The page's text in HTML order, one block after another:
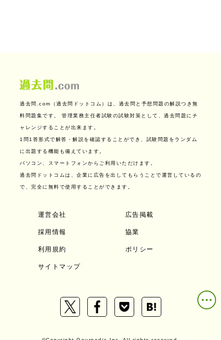
過去問.com（過去問ドットコム）は、過去問と予想問題の解説つき無
料問題集です。 管理業務主任者試験の試験対策として、過去問題にチ
ャレンジすることが出来ます。
1問1答形式で解答・解説を確認することができ、試験問題をランダム
に出題する機能も備えています。
パソコン、スマートフォンからご利用いただけます。
過去問ドットコムは、企業に広告を出してもらうことで運営しているの
で、完全に無料で使用することができます。
運営会社 広告掲載
採用情報 協業
利用規約 ポリシー
サイトマップ